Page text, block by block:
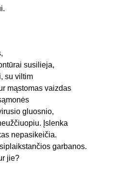
susilieja,
su viltim
mąstomas vaizdas
gluosnio,
Įslenka
nepasikeičia.
garbanos.
jie?